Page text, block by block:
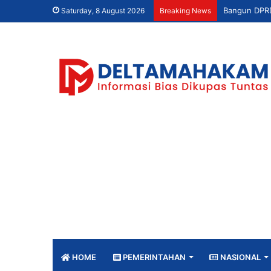
Saturday, 8 August 2026 Breaking News
HOME PEMERINTAHAN NASIONAL